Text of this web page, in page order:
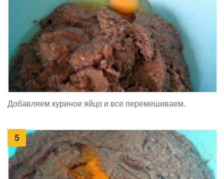
Добавляем куриное яйцо и все перемешиваем.
5